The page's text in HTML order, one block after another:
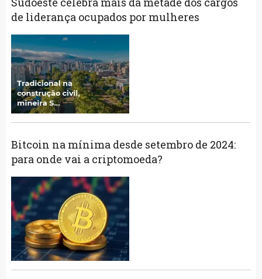
de liderança ocupados por mulheres
Bitcoin na mínima desde setembro de 2024:
para onde vai a criptomoeda?